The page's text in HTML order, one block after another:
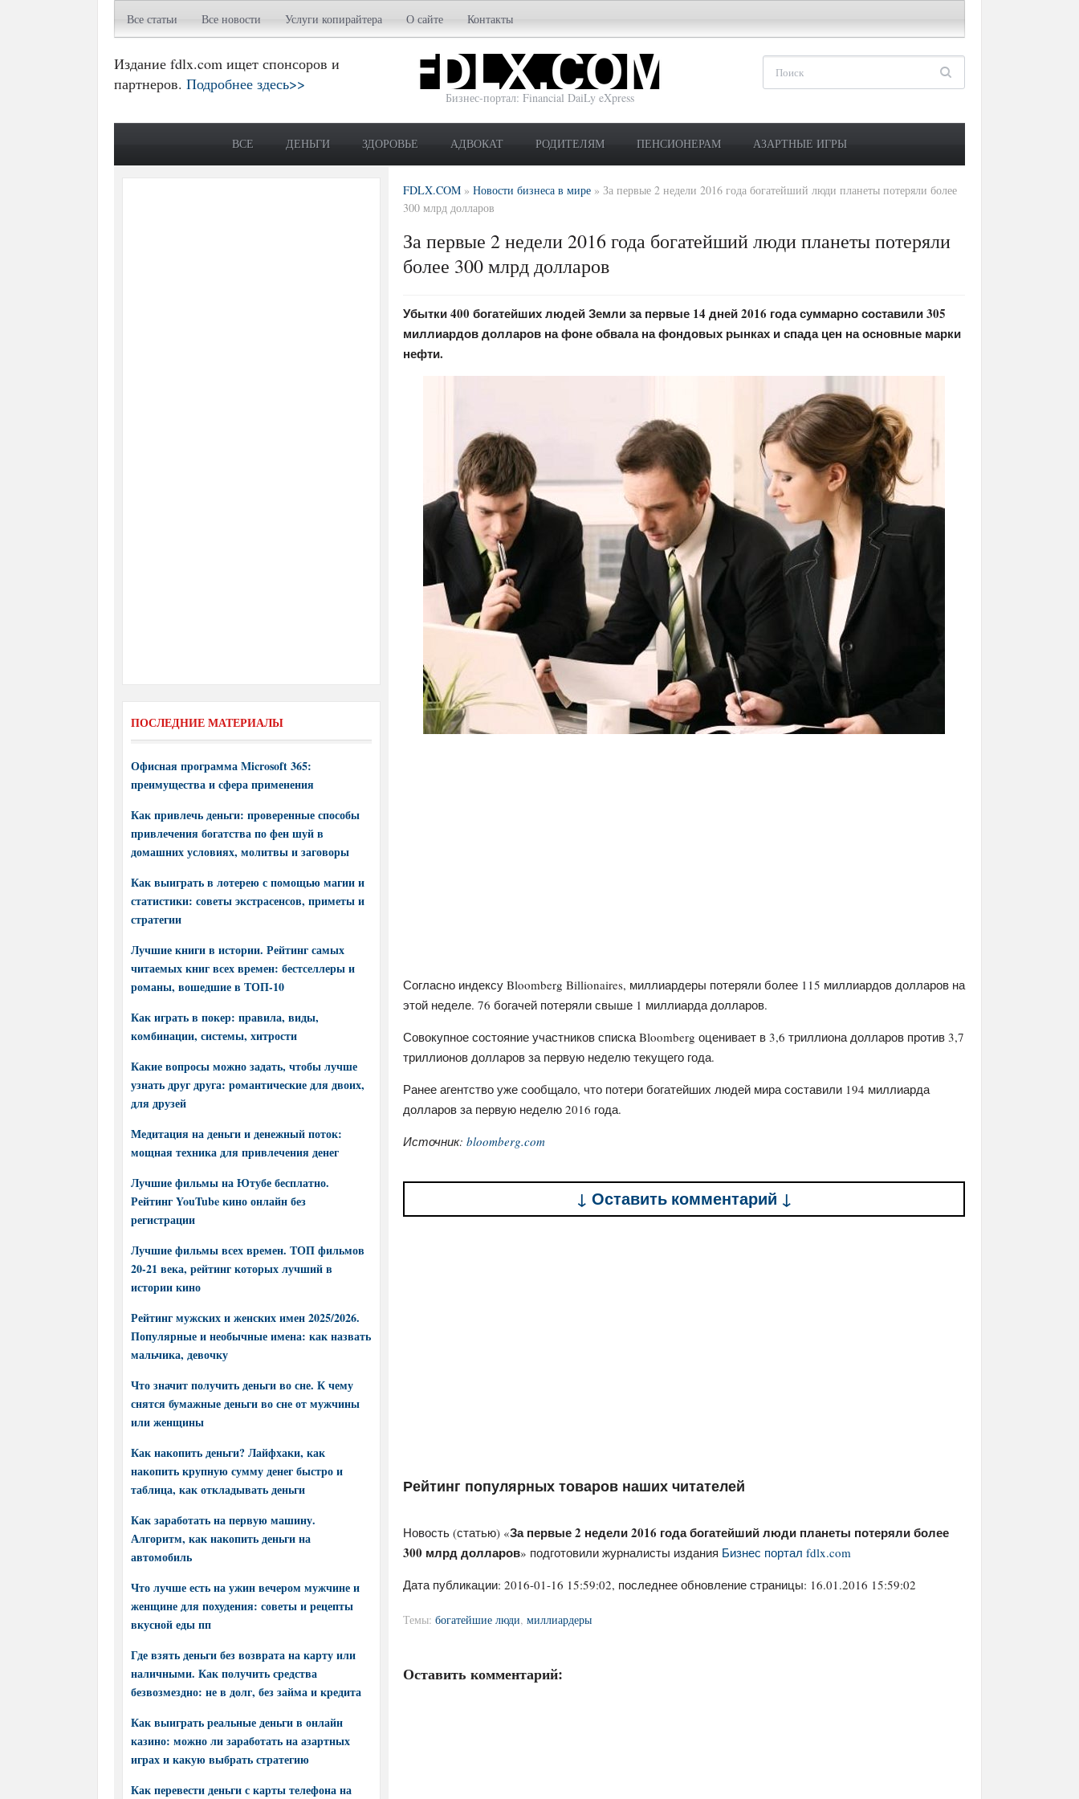
Все статьи Все новости Услуги копирайтера О сайте Контакты
Издание fdlx.com ищет спонсоров и
партнеров. Подробнее здесь>>
Бизнес-портал: Financial DaiLy eXpress
ВСЕ ДЕНЬГИ ЗДОРОВЬЕ АДВОКАТ РОДИТЕЛЯМ ПЕНСИОНЕРАМ АЗАРТНЫЕ ИГРЫ
FDLX.COM » Новости бизнеса в мире » За первые 2 недели 2016 года богатейший люди планеты потеряли более
300 млрд долларов
За первые 2 недели 2016 года богатейший люди планеты потеряли
более 300 млрд долларов
Убытки 400 богатейших людей Земли за первые 14 дней 2016 года суммарно составили 305
миллиардов долларов на фоне обвала на фондовых рынках и спада цен на основные марки
нефти.
Согласно индексу Bloomberg Billionaires, миллиардеры потеряли более 115 миллиардов долларов на
этой неделе. 76 богачей потеряли свыше 1 миллиарда долларов.
Совокупное состояние участников списка Bloomberg оценивает в 3,6 триллиона долларов против 3,7
триллионов долларов за первую неделю текущего года.
Ранее агентство уже сообщало, что потери богатейших людей мира составили 194 миллиарда
долларов за первую неделю 2016 года.
Источник: bloomberg.com
↓ Оставить комментарий ↓
Рейтинг популярных товаров наших читателей
Новость (статью) «За первые 2 недели 2016 года богатейший люди планеты потеряли более
300 млрд долларов» подготовили журналисты издания Бизнес портал fdlx.com
Дата публикации: 2016-01-16 15:59:02, последнее обновление страницы: 16.01.2016 15:59:02
Темы: богатейшие люди, миллиардеры
Оставить комментарий:
ПОСЛЕДНИЕ МАТЕРИАЛЫ
Офисная программа Microsoft 365:
преимущества и сфера применения
Как привлечь деньги: проверенные способы
привлечения богатства по фен шуй в
домашних условиях, молитвы и заговоры
Как выиграть в лотерею с помощью магии и
статистики: советы экстрасенсов, приметы и
стратегии
Лучшие книги в истории. Рейтинг самых
читаемых книг всех времен: бестселлеры и
романы, вошедшие в ТОП-10
Как играть в покер: правила, виды,
комбинации, системы, хитрости
Какие вопросы можно задать, чтобы лучше
узнать друг друга: романтические для двоих,
для друзей
Медитация на деньги и денежный поток:
мощная техника для привлечения денег
Лучшие фильмы на Ютубе бесплатно.
Рейтинг YouTube кино онлайн без
регистрации
Лучшие фильмы всех времен. ТОП фильмов
20-21 века, рейтинг которых лучший в
истории кино
Рейтинг мужских и женских имен 2025/2026.
Популярные и необычные имена: как назвать
мальчика, девочку
Что значит получить деньги во сне. К чему
снятся бумажные деньги во сне от мужчины
или женщины
Как накопить деньги? Лайфхаки, как
накопить крупную сумму денег быстро и
таблица, как откладывать деньги
Как заработать на первую машину.
Алгоритм, как накопить деньги на
автомобиль
Что лучше есть на ужин вечером мужчине и
женщине для похудения: советы и рецепты
вкусной еды пп
Где взять деньги без возврата на карту или
наличными. Как получить средства
безвозмездно: не в долг, без займа и кредита
Как выиграть реальные деньги в онлайн
казино: можно ли заработать на азартных
играх и какую выбрать стратегию
Как перевести деньги с карты телефона на